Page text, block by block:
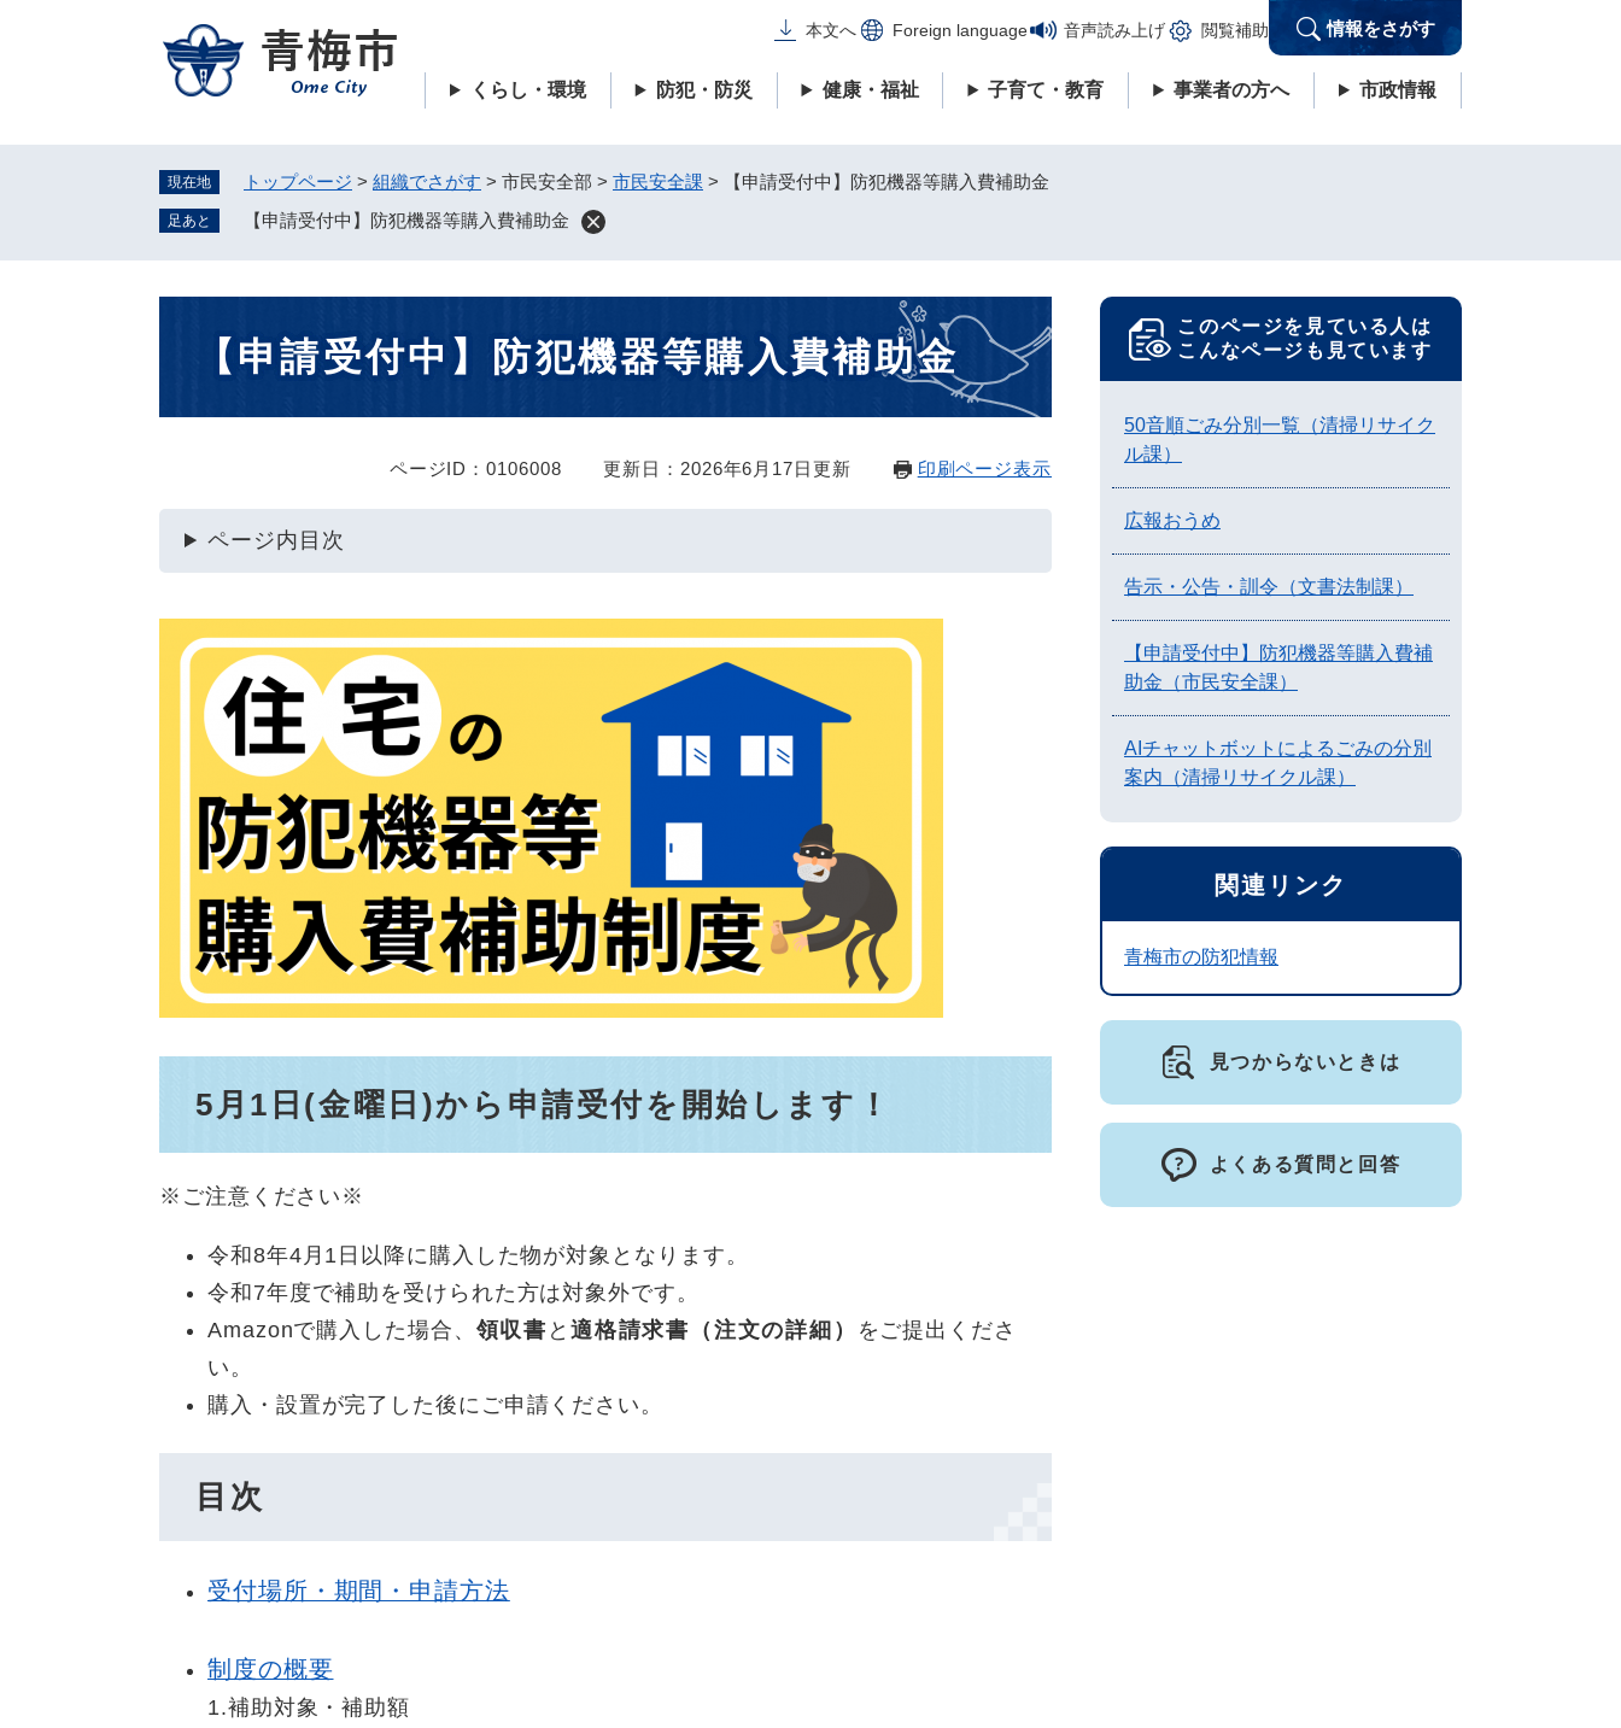
メニューを飛ばして本文へ
本文へ Foreign language 音声読み上げ 閲覧補助 情報をさがす
くらし・環境 防犯・防災 健康・福祉 子育て・教育 事業者の方へ 市政情報
現在地 トップページ > 組織でさがす > 市民安全部 > 市民安全課 > 【申請受付中】防犯機器等購入費補助金
足あと 【申請受付中】防犯機器等購入費補助金
【申請受付中】防犯機器等購入費補助金
ページID：0106008 更新日：2026年6月17日更新 印刷ページ表示
ページ内目次
5月1日(金曜日)から申請受付を開始します！
※ご注意ください※
令和8年4月1日以降に購入した物が対象となります。
令和7年度で補助を受けられた方は対象外です。
Amazonで購入した場合、 領収書 と 適格請求書（注文の詳細）
をご提出くださ
い。
購入・設置が完了した後にご申請ください。
目次
受付場所・期間・申請方法
制度の概要
1.補助対象・補助額
このページを見ている人は
こんなページも見ています
50音順ごみ分別一覧（清掃リサイク
ル課）
広報おうめ
告示・公告・訓令（文書法制課）
【申請受付中】防犯機器等購入費補
助金（市民安全課）
AIチャットボットによるごみの分別
案内（清掃リサイクル課）
関連リンク
青梅市の防犯情報
見つからないときは
よくある質問と回答